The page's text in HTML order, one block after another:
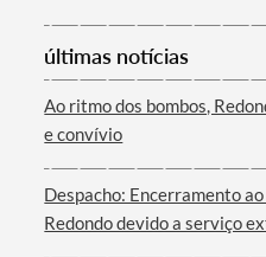
últimas notícias
Ao ritmo dos bombos,
e convívio
Despacho: Encerramento
Redondo devido a serviço